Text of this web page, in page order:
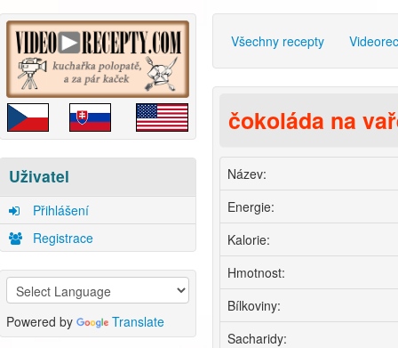
Uživatel
Přihlášení
Registrace
Powered by Translate
Všechny recepty
čokoláda na
Název:
Energie:
Kalorie:
Hmotnost:
Bílkoviny:
Sacharidy: